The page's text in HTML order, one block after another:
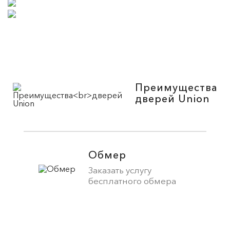
Преимущества
дверей Union
Обмер
Заказать услугу
бесплатного обмера